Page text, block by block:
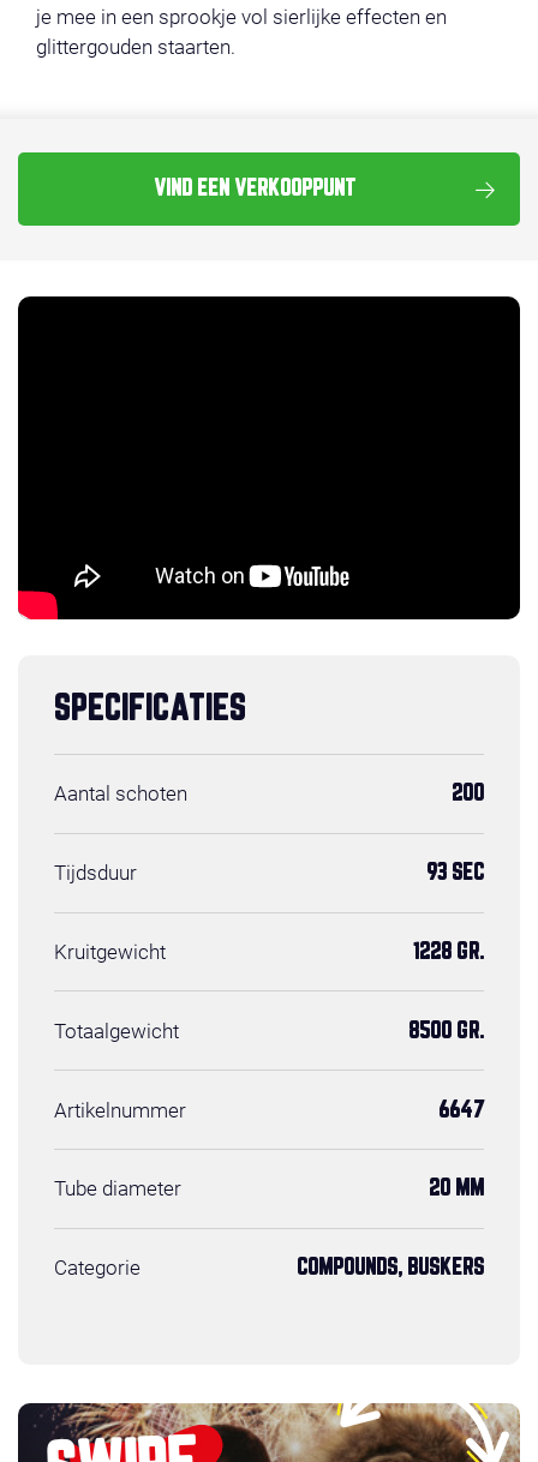
je mee in een sprookje vol sierlijke effecten en
glittergouden staarten.
VIND EEN VERKOOPPUNT
SPECIFICATIES
Aantal schoten 200
Tijdsduur 93 SEC
Kruitgewicht 1228 GR.
Totaalgewicht 8500 GR.
Artikelnummer 6647
Tube diameter 20 MM
Categorie COMPOUNDS, BUSKERS